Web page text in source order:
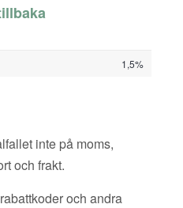
1,5%
inte på moms,
och frakt.
och andra